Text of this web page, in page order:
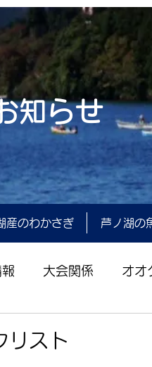
知らせ
産のわかさぎ 芦ノ湖の
大会関係 オオ
リスト